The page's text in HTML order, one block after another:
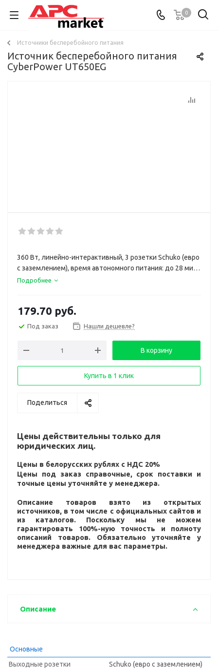
0
Источники бесперебойного питания
Источник бесперебойного питания
CyberPower UT650EG
360 Вт, линейно-интерактивный, 3 розетки Schuko (евро
с заземлением), время автономного питания: до 28 мин
(при нагрузке 60 Вт)
Подробнее
179.70 руб.
Под заказ Нашли дешевле?
В корзину
Купить в 1 клик
Поделиться
Цены действительны только для
юридических лиц.
Цены в белорусских рублях с НДС 20%
Цены под заказ справочные, срок поставки и
точные цены уточняйте у менеджера.
Описание товаров взято из открытых
источников, в том числе с официальных сайтов и
из каталогов. Поскольку мы не можем
гарантировать 100%-ную точность и полноту
описаний товаров. Обязательно уточняйте у
менеджера важные для вас параметры.
Описание
Основные
Выходные розетки
Schuko (евро с заземлением)